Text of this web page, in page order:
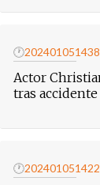
🕐202401051438
Actor
tras
🕐202401051422